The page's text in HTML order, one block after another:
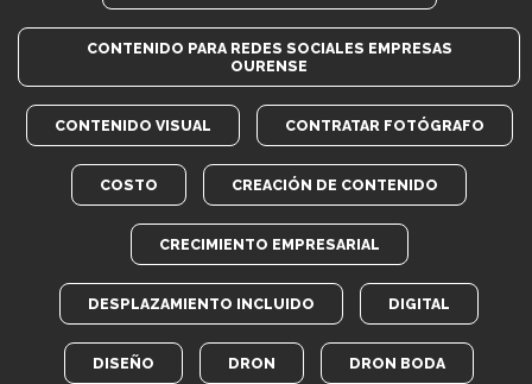
CONTENIDO PARA REDES SOCIALES EMPRESAS
OURENSE
CONTENIDO VISUAL CONTRATAR FOTÓGRAFO
COSTO CREACIÓN DE CONTENIDO
CRECIMIENTO EMPRESARIAL
DESPLAZAMIENTO INCLUIDO DIGITAL
DISEÑO DRON DRON BODA